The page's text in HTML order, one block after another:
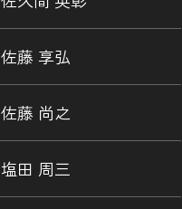
佐藤 享弘
佐藤 尚之
塩田 周三